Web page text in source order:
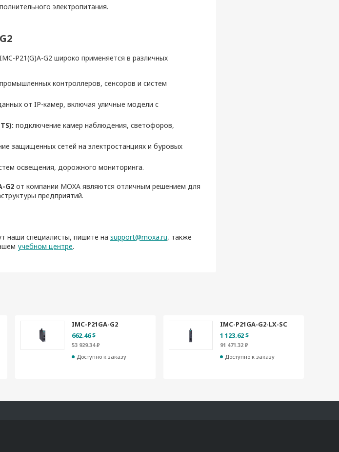
электропитания.
P21(G)A-G2 широко применяется в различных
контроллеров, сенсоров и систем
от IP-камер, включая уличные модели с
подключение камер наблюдения, светофоров,
защищенных сетей на электростанциях и буровых
освещения, дорожного мониторинга.
G2 от компании MOXA являются отличным решением для
предприятий.
наши специалисты, пишите на support@moxa.ru, также
учебном центре.
IMC-P21GA-G2
662.46 $
53 929.34 ₽
Доступно к заказу
IMC-P21GA-G2-LX-SC
1 123.62 $
91 471.32 ₽
Доступно к заказу